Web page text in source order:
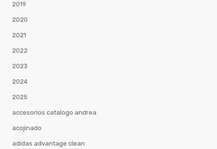
2019
2020
2021
2022
2023
2024
2025
accesorios catalogo andrea
acojinado
adidas advantage clean